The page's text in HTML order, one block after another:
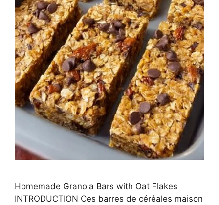
Homemade Granola Bars with Oat Flakes
INTRODUCTION Ces barres de céréales maison